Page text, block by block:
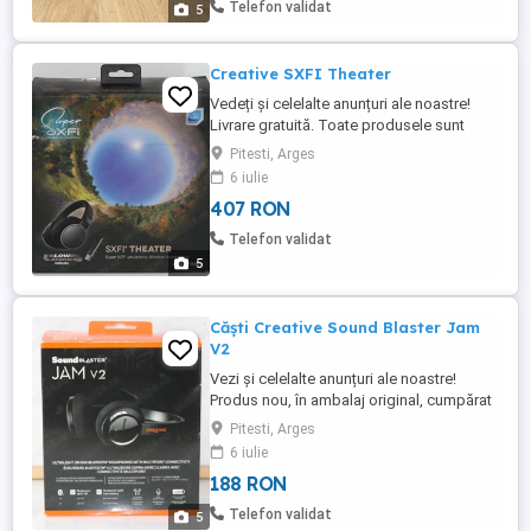
5 Telefon validat
5
Creative SXFI Theater
Vedeți și celelalte anunțuri ale noastre!
Livrare gratuită. Toate produsele sunt
testate și au garanție de 6 luni. Fotografiile
sunt ale produselor reale. Acest produs
este: recondiționat. Tip: wireless Formă:
over ear Microfon: da (detașabil) Canale: 2
Conectivitate: Bluetooth, wireless 2.4 GHz,
Pitesti, Arges
6 iulie
407 RON
Telefon validat
5
Căști Creative Sound Blaster Jam
V2
Vezi și celelalte anunțuri ale noastre!
Produs nou, în ambalaj original, cumpărat
și returnat de un client. Preț excelent, mult
mai mic decât în magazin. Căști CREATIVE
SOUND BLASTER JAM V2 Formă - ON ear
Versiune Bluetooth - Bluetooth 5.0
Autonomie baterie - Până la 22 de ore
Pitesti, Arges
6 iulie
188 RON
Telefon validat